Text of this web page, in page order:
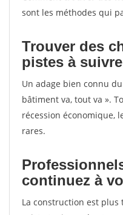
sont les méthodes qui
Trouver des
pistes à suivre
Un adage bien connu
bâtiment va, tout va ».
récession économique,
rares.
continuez à
La construction est plus